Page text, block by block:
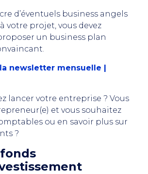
d’éventuels business angels
votre projet, vous devez
un business plan
newsletter mensuelle |
lancer votre entreprise ? Vous
et vous souhaitez
ou en savoir plus sur
?